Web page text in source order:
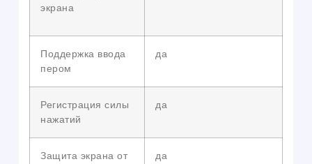
экрана
Поддержка ввода
пером
да
Регистрация силы
нажатий
да
Защита экрана от
да